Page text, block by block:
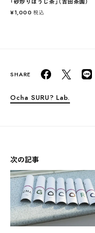
¥1,000 税込
Ocha SURU? Lab.
次の記事